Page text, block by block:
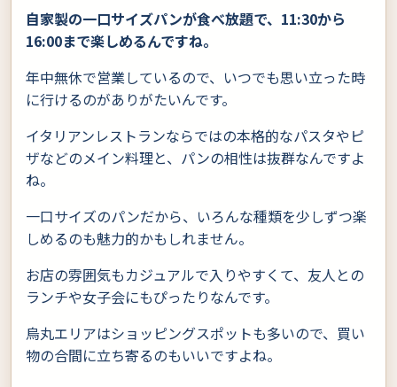
自家製の一口サイズパンが食べ放題で、11:30から
16:00まで楽しめるんですね。
年中無休で営業しているので、いつでも思い立った時
に行けるのがありがたいんです。
イタリアンレストランならではの本格的なパスタやピ
ザなどのメイン料理と、パンの相性は抜群なんですよ
ね。
一口サイズのパンだから、いろんな種類を少しずつ楽
しめるのも魅力的かもしれません。
お店の雰囲気もカジュアルで入りやすくて、友人との
ランチや女子会にもぴったりなんです。
烏丸エリアはショッピングスポットも多いので、買い
物の合間に立ち寄るのもいいですよね。